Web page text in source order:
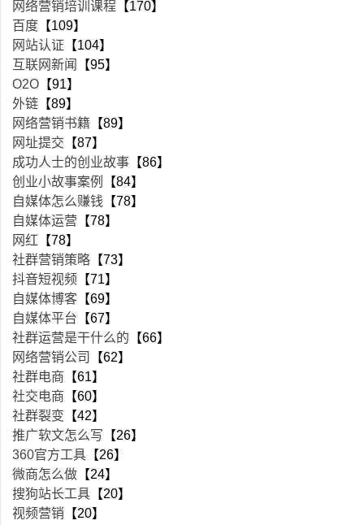
网络营销培训课程 【170】
百度 【109】
网站认证 【104】
互联网新闻
【95】
O2O 【91】
外链 【89】
网络营销书籍 【89】
网址提交 【87】
成功人士的创业故事 【86】
创业小故事案例
【84】
自媒体怎么赚钱 【78】
自媒体运营 【78】
网红 【78】
社群营销策略 【73】
抖音短视频 【71】
自媒体博客 【69】
自媒体平台 【67】
社群运营是干什么的 【66】
网络营销公司
【62】
社群电商 【61】
社交电商 【60】
社群裂变 【42】
推广软文怎么写 【26】
360官方工具 【26】
微商怎么做 【24】
搜狗站长工具 【20】
视频营销 【20】